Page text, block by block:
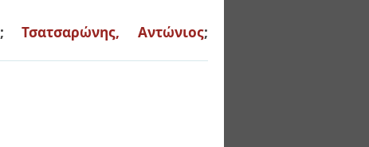
;Τσατσαρώνης, Αντώνιος;